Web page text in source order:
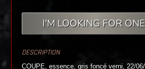
I'M LOOKING FOR ONE
DESCRIPTION
COUPE, essence, gris foncé verni, 22/